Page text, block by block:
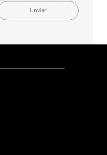
Enviar